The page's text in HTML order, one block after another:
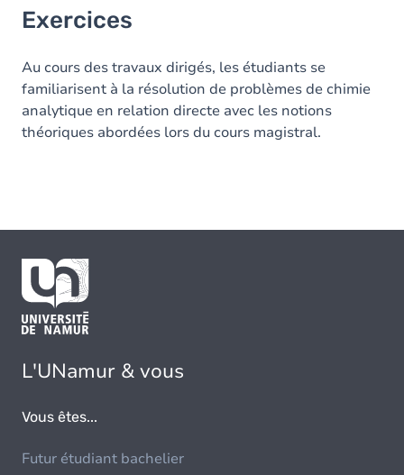
Exercices
Au cours des travaux dirigés, les étudiants se
familiarisent à la résolution de problèmes de chimie
analytique en relation directe avec les notions
théoriques abordées lors du cours magistral.
L'UNamur & vous
Vous êtes...
Futur étudiant bachelier